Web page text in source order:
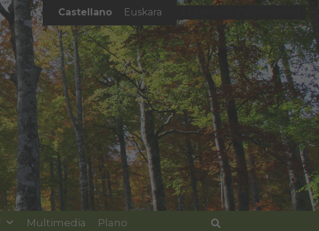
Castellano Euskara
Multimedia Plano